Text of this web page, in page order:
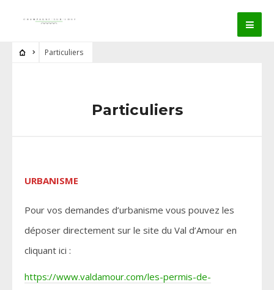
Particuliers
Particuliers
URBANISME
Pour vos demandes d’urbanisme vous pouvez les
déposer directement sur le site du Val d’Amour en
cliquant ici :
https://www.valdamour.com/les-permis-de-